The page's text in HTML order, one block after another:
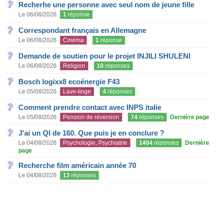
Recherhe une personne avec seul nom de jeune fille
Le 06/08/2026 1 réponse
Correspondant français en Allemagne
Le 06/08/2026 Cinéma 1 réponse
Demande de soutien pour le projet INJILI SHULENI
Le 06/08/2026 Religion 10 réponses
Bosch logixx8 ecoénergie F43
Le 05/08/2026 Lave-linge 4 réponses
Comment prendre contact avec INPS italie
Le 05/08/2026 Pension de réversion 74 réponses Dernière page
J'ai un QI de 160. Que puis je en conclure ?
Le 04/08/2026 Psychologie, Psychiatrie 1404 réponses
Dernière
page
Recherche film américain année 70
Le 04/08/2026 13 réponses